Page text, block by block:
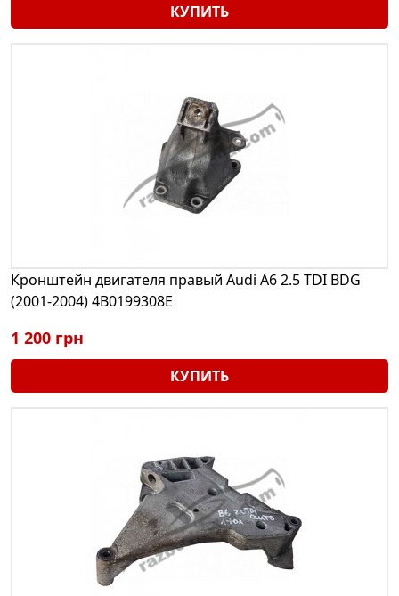
КУПИТЬ
Кронштейн двигателя правый Audi A6 2.5 TDI BDG
(2001-2004) 4B0199308E
1 200 грн
КУПИТЬ